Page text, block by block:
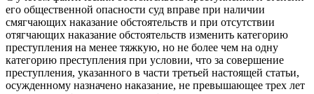
его общественной опасности суд вправе при наличии
смягчающих наказание обстоятельств и при отсутствии
отягчающих наказание обстоятельств изменить категорию
преступления на менее тяжкую, но не более чем на одну
категорию преступления при условии, что за совершение
преступления, указанного в части третьей настоящей статьи,
осужденному назначено наказание, не превышающее трех лет